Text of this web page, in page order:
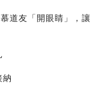
道友「開眼睛」，讓